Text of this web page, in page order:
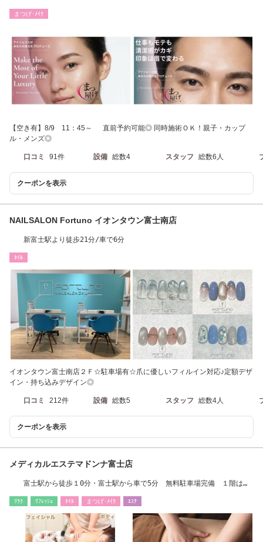
まつげ･ﾒｲｸ
【空き有】8/9 11：45～ 直前予約可能◎ 同時施術ＯＫ！親子・カップ
ル・メンズ◎
口コミ 91件 設備 総数4 スタッフ 総数6人
クーポンを表示
NAILSALON Fortuno イオンタウン富士南店
新富士駅より徒歩21分/車で6分
ﾈｲﾙ
イオンタウン富士南店２Ｆ☆駐車場有☆爪に優しいフィルイン対応♪定額デザ
イン・持ち込みデザイン◎
口コミ 212件 設備 総数5 スタッフ 総数4人
クーポンを表示
メディカルエステマドンナ富士店
富士駅から徒歩１0分・富士駅から車で5分 無料駐車場完備 １階は
ﾘﾗｸ ﾘﾌﾚｯｼｭ ﾈｲﾙ まつげ･ﾒｲｸ ｴｽﾃ